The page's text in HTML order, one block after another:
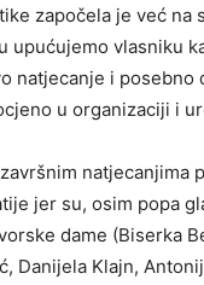
započela je već
upućujemo vlasniku
natjecanje i posebno
u organizaciji i
jer su, osim popa
dame (Biserka
Danijela Klajn,